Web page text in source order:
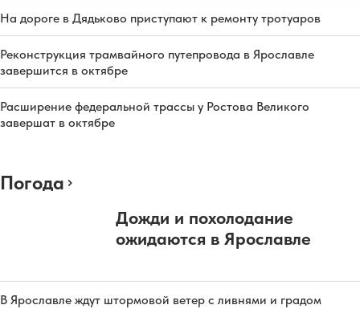
На дороге в Дядьково приступают к ремонту тротуаров
Реконструкция трамвайного путепровода в Ярославле
завершится в октябре
Расширение федеральной трассы у Ростова Великого
завершат в октябре
Погода
Дожди и похолодание
ожидаются в Ярославле
В Ярославле ждут штормовой ветер с ливнями и градом